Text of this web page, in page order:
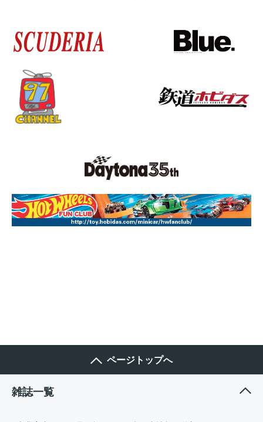
ページトップへ
雑誌一覧